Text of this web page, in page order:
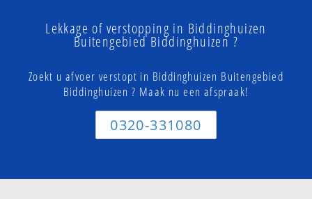
Lekkage of verstopping in Biddinghuizen
Buitengebied Biddinghuizen ?
Zoekt u afvoer verstopt in Biddinghuizen Buitengebied
Biddinghuizen ? Maak nu een afspraak!
0320-331080